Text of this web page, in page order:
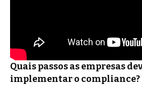
Quais passos as empresas
implementar o compliance?